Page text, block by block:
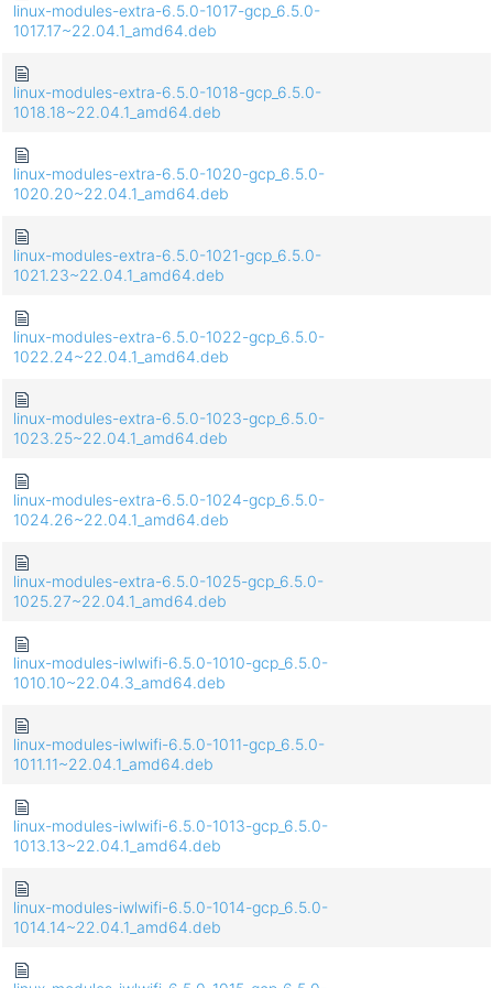
linux-modules-extra-6.5.0-1017-gcp_6.5.0-
1017.17~22.04.1_amd64.deb
linux-modules-extra-6.5.0-1018-gcp_6.5.0-
1018.18~22.04.1_amd64.deb
linux-modules-extra-6.5.0-1020-gcp_6.5.0-
1020.20~22.04.1_amd64.deb
linux-modules-extra-6.5.0-1021-gcp_6.5.0-
1021.23~22.04.1_amd64.deb
linux-modules-extra-6.5.0-1022-gcp_6.5.0-
1022.24~22.04.1_amd64.deb
linux-modules-extra-6.5.0-1023-gcp_6.5.0-
1023.25~22.04.1_amd64.deb
linux-modules-extra-6.5.0-1024-gcp_6.5.0-
1024.26~22.04.1_amd64.deb
linux-modules-extra-6.5.0-1025-gcp_6.5.0-
1025.27~22.04.1_amd64.deb
linux-modules-iwlwifi-6.5.0-1010-gcp_6.5.0-
1010.10~22.04.3_amd64.deb
linux-modules-iwlwifi-6.5.0-1011-gcp_6.5.0-
1011.11~22.04.1_amd64.deb
linux-modules-iwlwifi-6.5.0-1013-gcp_6.5.0-
1013.13~22.04.1_amd64.deb
linux-modules-iwlwifi-6.5.0-1014-gcp_6.5.0-
1014.14~22.04.1_amd64.deb